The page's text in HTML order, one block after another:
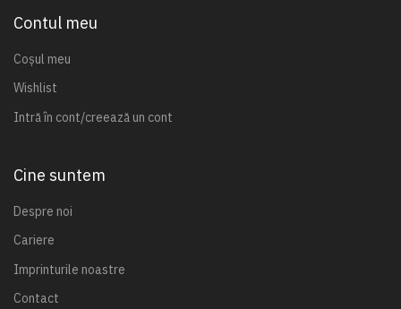
Contul meu
Coșul meu
Wishlist
Intră în cont/creează un cont
Cine suntem
Despre noi
Cariere
Imprinturile noastre
Contact